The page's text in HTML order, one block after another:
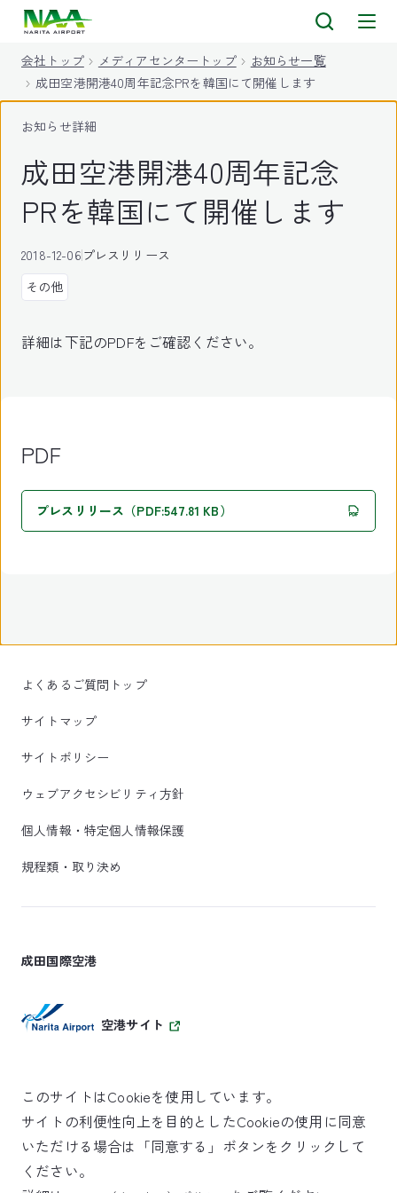
会社トップ メディアセンタートップ
お知らせ一覧
成田空港開港40周年記念PRを韓国にて開催します
お知らせ詳細
成田空港開港40周年記念
PRを韓国にて開催します
2018-12-06プレスリリース
その他
詳細は下記のPDFをご確認ください。
PDF
プレスリリース（PDF:547.81 KB）
よくあるご質問トップ
サイトマップ
サイトポリシー
ウェブアクセシビリティ方針
個人情報・特定個人情報保護
規程類・取り決め
成田国際空港
空港サイト
SKYTRAX
5スターエアポート
このサイトはCookieを使用しています。
サイトの利便性向上を目的としたCookieの使用に同意
いただける場合は「同意する」ボタンをクリックして
ください。